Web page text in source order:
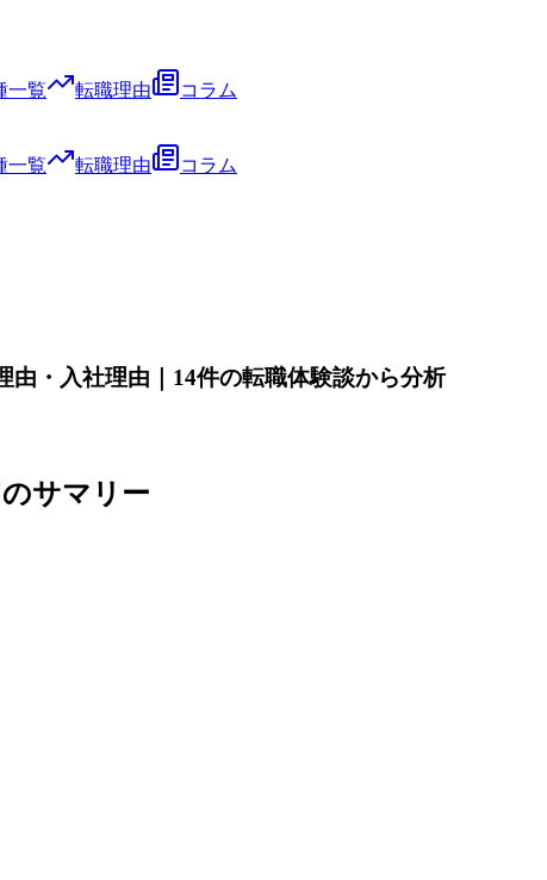
一覧 転職理由 コラム
一覧 転職理由 コラム
由・入社理由｜14件の転職体験談から分析
のサマリー